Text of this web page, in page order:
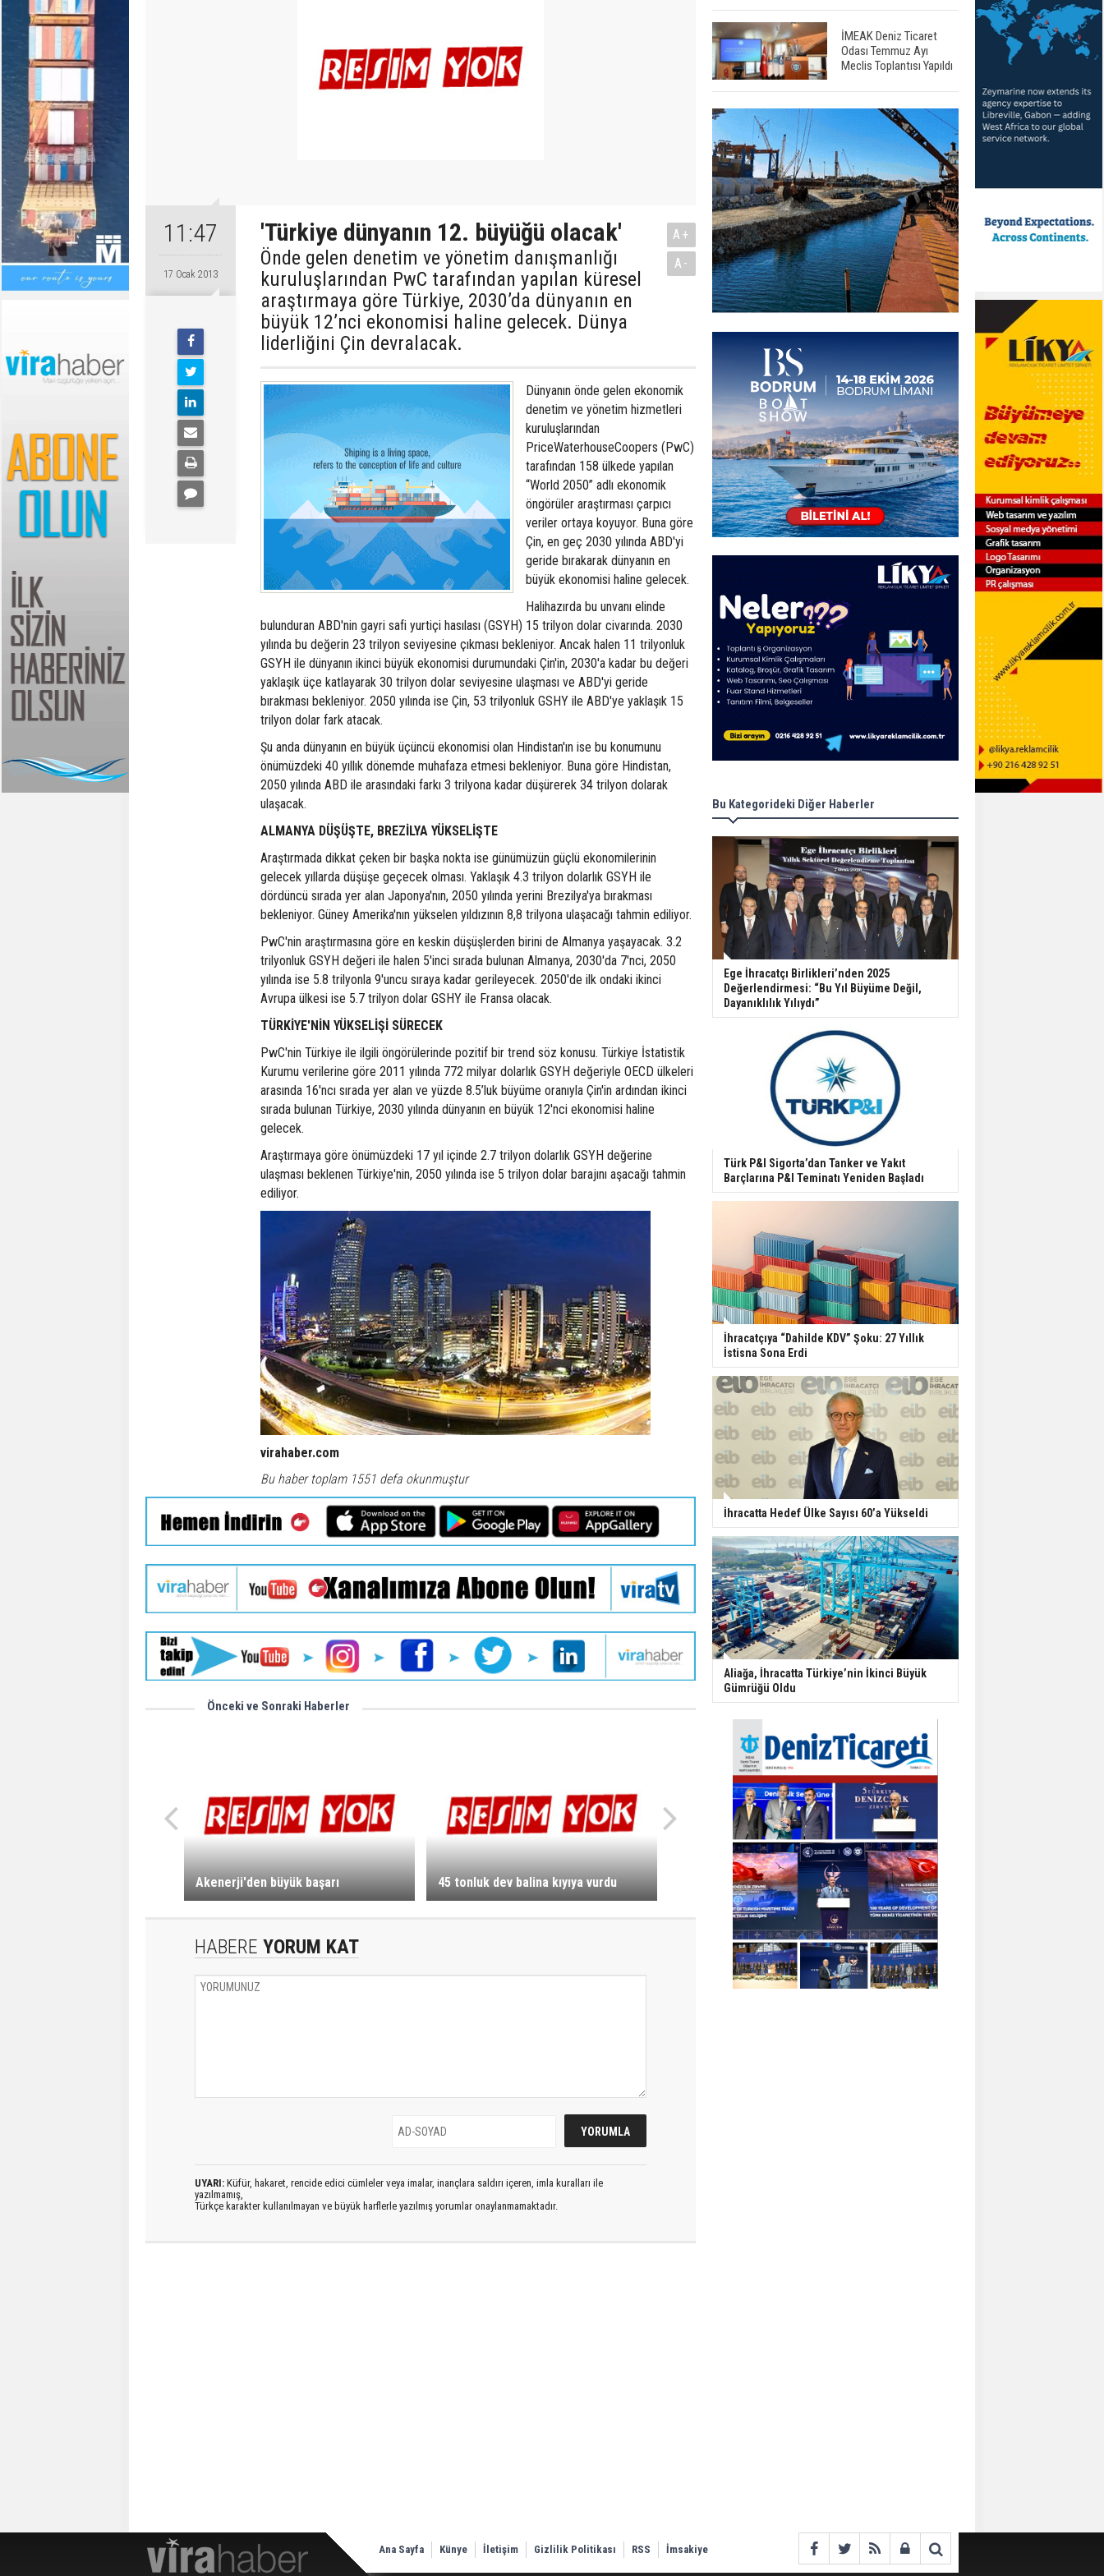
11:47
17 Ocak 2013
'Türkiye dünyanın 12. büyüğü olacak'
Önde gelen denetim ve yönetim danışmanlığı
kuruluşlarından PwC tarafından yapılan küresel
araştırmaya göre Türkiye, 2030’da dünyanın en
büyük 12’nci ekonomisi haline gelecek. Dünya
liderliğini Çin devralacak.
A+
A-
Dünyanın önde gelen ekonomik
denetim ve yönetim hizmetleri
kuruluşlarından
PriceWaterhouseCoopers (PwC)
tarafından 158 ülkede yapılan
“World 2050” adlı ekonomik
öngörüler araştırması çarpıcı
veriler ortaya koyuyor. Buna göre
Çin, en geç 2030 yılında ABD'yi
geride bırakarak dünyanın en
büyük ekonomisi haline gelecek.
Halihazırda bu unvanı elinde
bulunduran ABD'nin gayri safi yurtiçi hasılası (GSYH) 15 trilyon dolar civarında. 2030
yılında bu değerin 23 trilyon seviyesine çıkması bekleniyor. Ancak halen 11 trilyonluk
GSYH ile dünyanın ikinci büyük ekonomisi durumundaki Çin'in, 2030'a kadar bu değeri
yaklaşık üçe katlayarak 30 trilyon dolar seviyesine ulaşması ve ABD'yi geride
bırakması bekleniyor. 2050 yılında ise Çin, 53 trilyonluk GSHY ile ABD'ye yaklaşık 15
trilyon dolar fark atacak.
Şu anda dünyanın en büyük üçüncü ekonomisi olan Hindistan'ın ise bu konumunu
önümüzdeki 40 yıllık dönemde muhafaza etmesi bekleniyor. Buna göre Hindistan,
2050 yılında ABD ile arasındaki farkı 3 trilyona kadar düşürerek 34 trilyon dolarak
ulaşacak.
ALMANYA DÜŞÜŞTE, BREZİLYA YÜKSELİŞTE
Araştırmada dikkat çeken bir başka nokta ise günümüzün güçlü ekonomilerinin
gelecek yıllarda düşüşe geçecek olması. Yaklaşık 4.3 trilyon dolarlık GSYH ile
dördüncü sırada yer alan Japonya'nın, 2050 yılında yerini Brezilya'ya bırakması
bekleniyor. Güney Amerika'nın yükselen yıldızının 8,8 trilyona ulaşacağı tahmin ediliyor.
PwC'nin araştırmasına göre en keskin düşüşlerden birini de Almanya yaşayacak. 3.2
trilyonluk GSYH değeri ile halen 5'inci sırada bulunan Almanya, 2030'da 7'nci, 2050
yılında ise 5.8 trilyonla 9'uncu sıraya kadar gerileyecek. 2050'de ilk ondaki ikinci
Avrupa ülkesi ise 5.7 trilyon dolar GSHY ile Fransa olacak.
TÜRKİYE'NİN YÜKSELİŞİ SÜRECEK
PwC'nin Türkiye ile ilgili öngörülerinde pozitif bir trend söz konusu. Türkiye İstatistik
Kurumu verilerine göre 2011 yılında 772 milyar dolarlık GSYH değeriyle OECD ülkeleri
arasında 16'ncı sırada yer alan ve yüzde 8.5’luk büyüme oranıyla Çin'in ardından ikinci
sırada bulunan Türkiye, 2030 yılında dünyanın en büyük 12'nci ekonomisi haline
gelecek.
Araştırmaya göre önümüzdeki 17 yıl içinde 2.7 trilyon dolarlık GSYH değerine
ulaşması beklenen Türkiye'nin, 2050 yılında ise 5 trilyon dolar barajını aşacağı tahmin
ediliyor.
virahaber.com
Bu haber toplam 1551 defa okunmuştur
Önceki ve Sonraki Haberler
Akenerji'den büyük başarı 45 tonluk dev balina kıyıya vurdu
HABERE YORUM KAT
UYARI: Küfür, hakaret, rencide edici cümleler veya imalar, inançlara saldırı içeren, imla kuralları ile
yazılmamış,
Türkçe karakter kullanılmayan ve büyük harflerle yazılmış yorumlar onaylanmamaktadır.
İMEAK Deniz Ticaret
Odası Temmuz Ayı
Meclis Toplantısı Yapıldı
Bu Kategorideki Diğer Haberler
Ege İhracatçı Birlikleri’nden 2025
Değerlendirmesi: “Bu Yıl Büyüme Değil,
Dayanıklılık Yılıydı”
Türk P&I Sigorta’dan Tanker ve Yakıt
Barçlarına P&I Teminatı Yeniden Başladı
İhracatçıya “Dahilde KDV” Şoku: 27 Yıllık
İstisna Sona Erdi
İhracatta Hedef Ülke Sayısı 60’a Yükseldi
Aliağa, İhracatta Türkiye’nin İkinci Büyük
Gümrüğü Oldu
Ana Sayfa Künye İletişim Gizlilik Politikası RSS İmsakiye